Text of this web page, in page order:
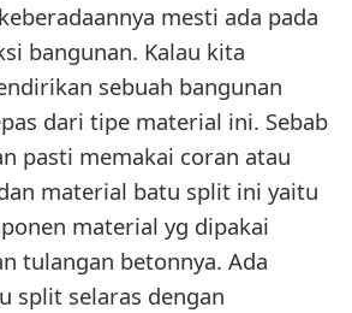
mesti ada pada
bangunan. Kalau kita
sebuah bangunan
dari tipe material ini. Sebab
pasti memakai coran atau
material batu split ini yaitu
material yg dipakai
tulangan betonnya. Ada
split selaras dengan